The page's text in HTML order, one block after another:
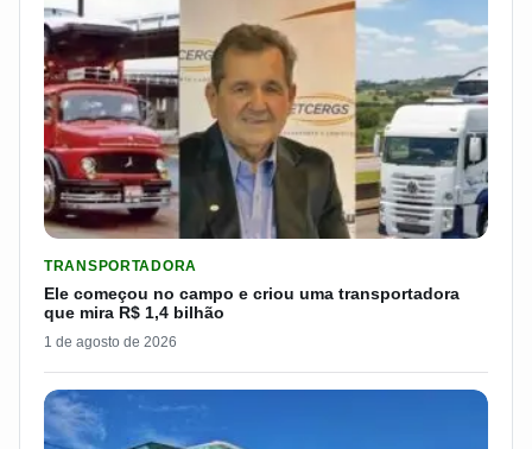
TRANSPORTADORA
Ele começou no campo e criou uma transportadora
que mira R$ 1,4 bilhão
1 de agosto de 2026